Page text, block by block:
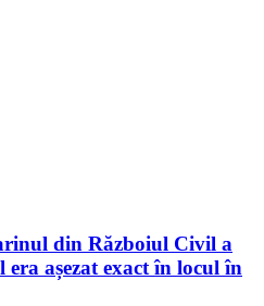
din Războiul Civil a
așezat exact în locul în